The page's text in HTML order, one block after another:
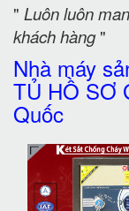
" Luôn luôn
khách hàng"
Nhà máy
TỦ HỒ SƠ
Quốc